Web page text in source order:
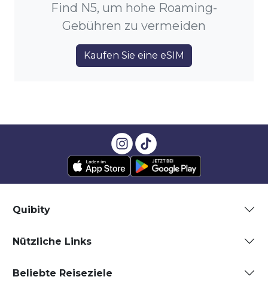
Find N5, um hohe Roaming-
Gebühren zu vermeiden
Kaufen Sie eine eSIM
Quibity
Nützliche Links
Beliebte Reiseziele